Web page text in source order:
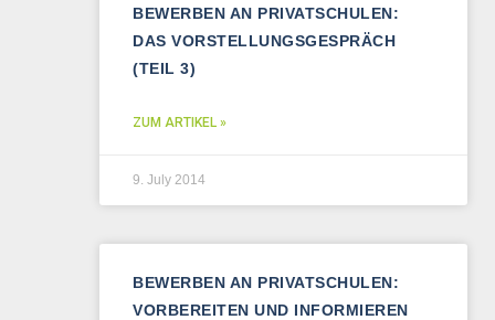
BEWERBEN AN PRIVATSCHULEN:
DAS VORSTELLUNGSGESPRÄCH
(TEIL 3)
ZUM ARTIKEL »
9. July 2014
BEWERBEN AN PRIVATSCHULEN:
VORBEREITEN UND INFORMIEREN